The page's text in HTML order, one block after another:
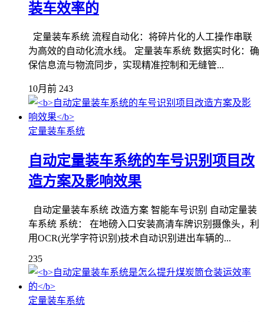
装车效率的
定量装车系统 流程自动化：将碎片化的人工操作串联
为高效的自动化流水线。 定量装车系统 数据实时化：确
保信息流与物流同步，实现精准控制和无缝管...
10月前 243
定量装车系统
自动定量装车系统的车号识别项目改
造方案及影响效果
自动定量装车系统 改造方案 智能车号识别 自动定量装
车系统 系统： 在地磅入口安装高清车牌识别摄像头，利
用OCR(光学字符识别)技术自动识别进出车辆的...
235
定量装车系统